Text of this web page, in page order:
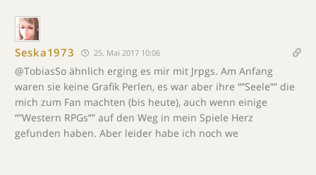
Seska1973 25. Mai 2017 10:06
@TobiasSo ähnlich erging es mir mit Jrpgs. Am Anfang
waren sie keine Grafik Perlen, es war aber ihre “”Seele”” die
mich zum Fan machten (bis heute), auch wenn einige
“”Western RPGs”” auf den Weg in mein Spiele Herz
gefunden haben. Aber leider habe ich noch we